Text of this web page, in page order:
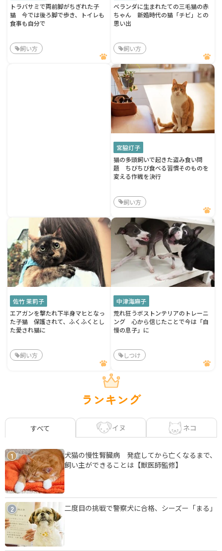
トラバサミで両前脚がちぎれた子
猫 今では後ろ脚で歩き、トイレも
食事も自分で
飼い方
ベランダに生まれたての三毛猫の赤
ちゃん 新婚時代の猫「チビ」との
思い出
飼い方
宮脇灯子
猫の多頭飼いで起きた盗み食い問
題 ちびちび食べる習慣そのものを
変える作戦を決行
飼い方
佐竹 茉莉子
エアガンを撃たれ下半身マヒとなっ
た子猫 保護されて、ふくふくとし
た愛され猫に
飼い方
中津海麻子
荒れ狂うボストンテリアのトレーニ
ング 心から信じたことで今は「自
慢の息子」に
しつけ
ランキング
すべて イヌ ネコ
1
犬猫の慢性腎臓病 発症してから亡くなるまで、
飼い主ができることは【獣医師監修】
2 二度目の挑戦で警察犬に合格、シーズー「まる」